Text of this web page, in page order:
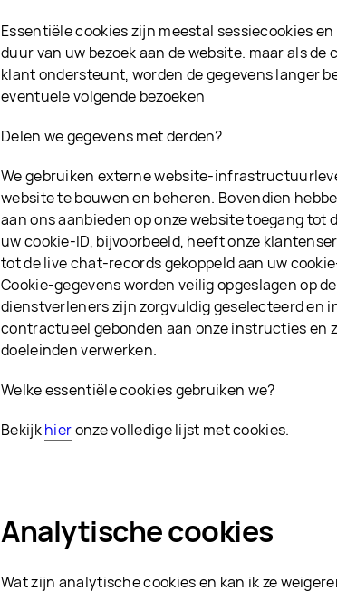
Essentiële cookies zijn meestal sessiecookies
duur van uw bezoek aan de website. maar als
klant ondersteunt, worden de gegevens langer
eventuele volgende bezoeken
Delen we gegevens met derden?
We gebruiken externe website-
website te bouwen en beheren. Bovendien
aan ons aanbieden op onze website toegang tot
uw cookie-ID, bijvoorbeeld, heeft onze
tot de live chat-records gekoppeld aan uw
Cookie-gegevens worden veilig opgeslagen op
dienstverleners zijn zorgvuldig geselecteerd en
contractueel gebonden aan onze instructies en
doeleinden verwerken.
Welke essentiële cookies gebruiken we?
Bekijkhieronze volledige lijst met cookies.
Analytische cookies
Wat zijn analytische cookies en kan ik ze